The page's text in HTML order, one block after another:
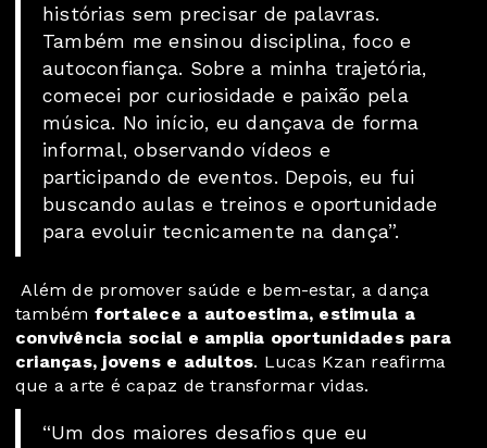
histórias sem precisar de palavras.
Também me ensinou disciplina, foco e
autoconfiança. Sobre a minha trajetória,
comecei por curiosidade e paixão pela
música. No início, eu dançava de forma
informal, observando vídeos e
participando de eventos. Depois, eu fui
buscando aulas e treinos e oportunidade
para evoluir tecnicamente na dança”.
Além de promover saúde e bem-estar, a dança
também fortalece a autoestima, estimula a
convivência social e amplia oportunidades para
crianças, jovens e adultos. Lucas Kzan reafirma
que a arte é capaz de transformar vidas.
“Um dos maiores desafios que eu